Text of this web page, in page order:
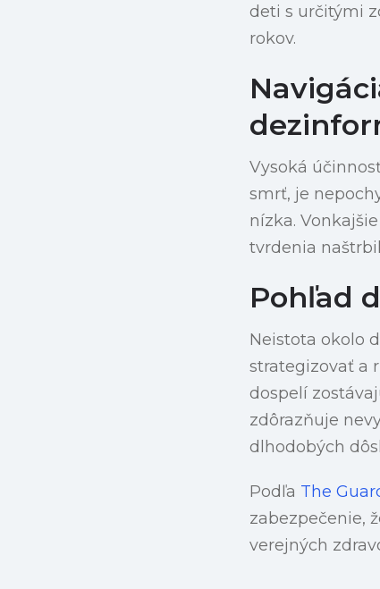
deti s určitými
rokov.
Vysoká
smrť, je
nízka.
tvrdenia
Pohľad
Neistota okolo
strategizovať a
dospelí
zdôrazňuje
dlhodobých
Podľa The
zabezpečenie,
verejných